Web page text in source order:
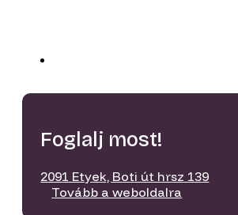
Foglalj most!
2091 Etyek, Boti út hrsz 139
Tovább a weboldalra